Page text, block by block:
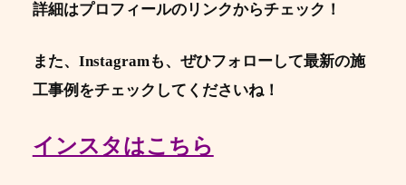
詳細はプロフィールのリンクからチェック！
また、Instagramも、ぜひフォローして最新の施
工事例をチェックしてくださいね！
インスタはこちら